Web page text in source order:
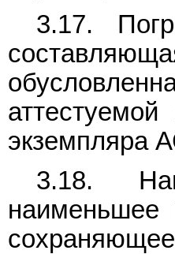
3.17.
экземпляра
3.18.
наименьшее
сохраняющее